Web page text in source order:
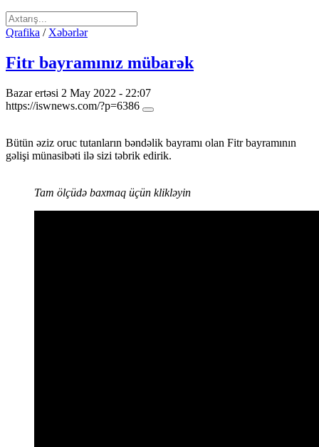
Qrafika / Xəbərlər
Fitr bayramınız mübarək
Bazar ertəsi 2 May 2022 - 22:07
https://iswnews.com/?p=6386
Bütün əziz oruc tutanların bəndəlik bayramı olan Fitr bayramının
gəlişi münasibəti ilə sizi təbrik edirik.
Tam ölçüdə baxmaq üçün klikləyin